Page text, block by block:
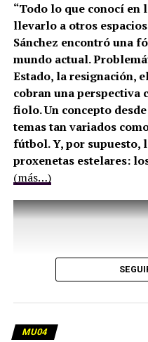
“Todo lo que conocí
llevarlo a otros
Sánchez encontró una
mundo actual.
Estado, la resignación,
cobran una perspectiva
fiolo. Un concepto
temas tan variados
fútbol. Y, por supuesto,
proxenetas estelares:
(más…)
MU04